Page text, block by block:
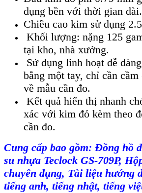
dụng bền với thời gian dài.
Chiều cao kim sử dụng
Khối lượng: nặng 125
tại kho, nhà xưởng.
Sử dụng linh hoạt dễ
bằng một tay, chỉ cần
về mẫu cần đo.
Kết quả hiển thị nhanh
xác với kim đỏ kèm theo
cần đo.
Cung cấp bao gồm: Đồng hồ
su nhựa Teclock GS-709P,
chuyên dụng, Tài liệu hướng
tiếng anh, tiếng nhật, tiếng